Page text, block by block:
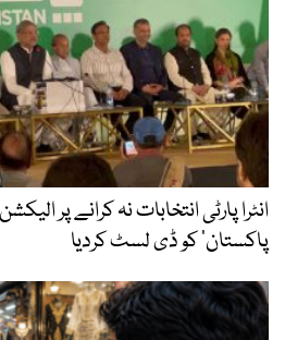
انٹرا پارٹی انتخابات نہ کرانے پر
پاکستان‘ کو ڈی لسٹ کردیا